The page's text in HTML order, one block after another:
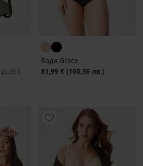
Първоначална цена
26,99 €
Боди Grace
81,99 € (160,36 лв.)